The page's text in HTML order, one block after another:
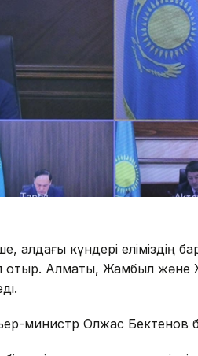
алдағы күндері
Алматы, Жамбыл және
министр Олжас Бектенов